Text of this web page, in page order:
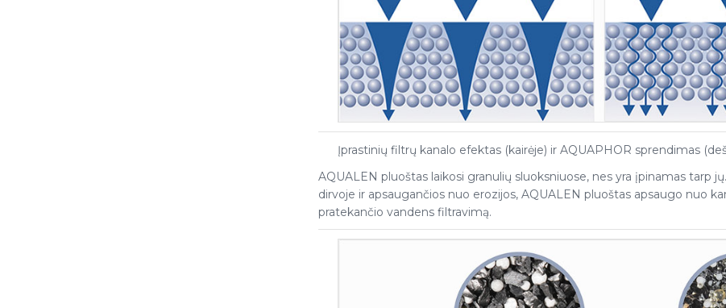
Įprastinių filtrų kanalo efektas (kairėje) ir AQUAPHOR sprendimas
AQUALEN pluoštas laikosi granulių sluoksniuose, nes yra įpinamas tarp
dirvoje ir apsaugančios nuo erozijos, AQUALEN pluoštas apsaugo nuo
pratekančio vandens filtravimą.